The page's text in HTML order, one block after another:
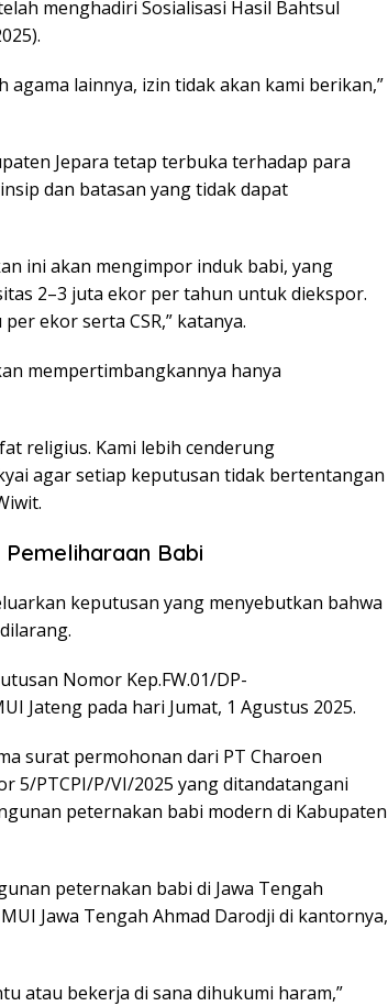
menghadiri Sosialisasi Hasil Bahtsul
lainnya, izin tidak akan kami berikan,”
Jepara tetap terbuka terhadap para
dan batasan yang tidak dapat
ini akan mengimpor induk babi, yang
2–3 juta ekor per tahun untuk diekspor.
ekor serta CSR,” katanya.
mempertimbangkannya hanya
religius. Kami lebih cenderung
agar setiap keputusan tidak bertentangan
Babi
keputusan yang menyebutkan bahwa
Nomor Kep.FW.01/DP-
Jateng pada hari Jumat, 1 Agustus 2025.
surat permohonan dari PT Charoen
5/PTCPI/P/VI/2025 yang ditandatangani
peternakan babi modern di Kabupaten
peternakan babi di Jawa Tengah
Jawa Tengah Ahmad Darodji di kantornya,
atau bekerja di sana dihukumi haram,”